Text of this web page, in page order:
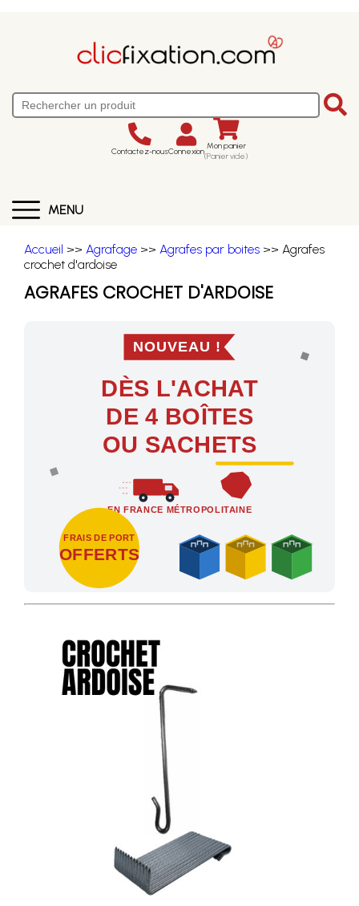
Contactez-nousConnexion Mon panier
(Panier vide)
MENU
Accueil >> Agrafage >> Agrafes par boites >> Agrafes
crochet d'ardoise
AGRAFES CROCHET D'ARDOISE
NOUVEAU !
DÈS L'ACHAT
DE 4 BOÎTES
OU SACHETS
EN FRANCE MÉTROPOLITAINE
FRAIS DE PORT
OFFERTS
Profitez des Frais de port offerts en France métropolitaine